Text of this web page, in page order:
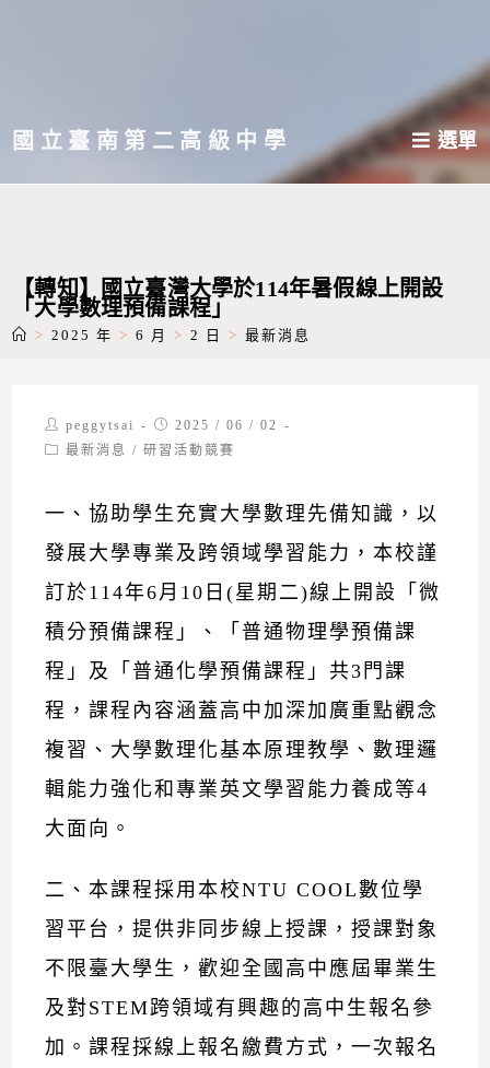
主國立臺南第二高級中學 選單
【轉知】國立臺灣大學於114年暑假線上開設
「大學數理預備課程」
> 2025 年 > 6 月 > 2 日 > 最新消息
Post
author:
peggytsai
Post
published:
2025 / 06 / 02
Post最新消息 / 研習活動競賽
一、協助學生充實大學數理先備知識，以
發展大學專業及跨領域學習能力，本校謹
訂於114年6月10日(星期二)線上開設「微
積分預備課程」、「普通物理學預備課
程」及「普通化學預備課程」共3門課
程，課程內容涵蓋高中加深加廣重點觀念
複習、大學數理化基本原理教學、數理邏
輯能力強化和專業英文學習能力養成等4
大面向。
二、本課程採用本校NTU COOL數位學
習平台，提供非同步線上授課，授課對象
不限臺大學生，歡迎全國高中應屆畢業生
及對STEM跨領域有興趣的高中生報名參
加。課程採線上報名繳費方式，一次報名